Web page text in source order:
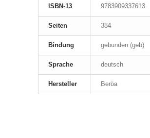
ISBN-13 9783909337613
Seiten 384
Bindung gebunden (geb)
Sprache deutsch
Hersteller Beröa